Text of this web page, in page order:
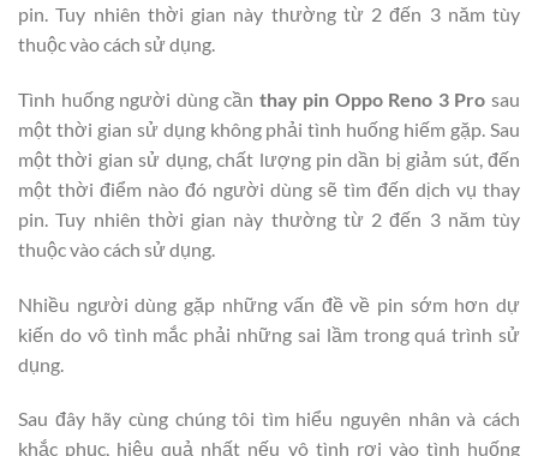
pin. Tuy nhiên thời gian này thường từ 2 đến 3 năm tùy
thuộc vào cách sử dụng.
Tình huống người dùng cần thay pin Oppo Reno 3 Pro sau
một thời gian sử dụng không phải tình huống hiếm gặp. Sau
một thời gian sử dụng, chất lượng pin dần bị giảm sút, đến
một thời điểm nào đó người dùng sẽ tìm đến dịch vụ thay
pin. Tuy nhiên thời gian này thường từ 2 đến 3 năm tùy
thuộc vào cách sử dụng.
Nhiều người dùng gặp những vấn đề về pin sớm hơn dự
kiến do vô tình mắc phải những sai lầm trong quá trình sử
dụng.
Sau đây hãy cùng chúng tôi tìm hiểu nguyên nhân và cách
khắc phục, hiệu quả nhất nếu vô tình rơi vào tình huống